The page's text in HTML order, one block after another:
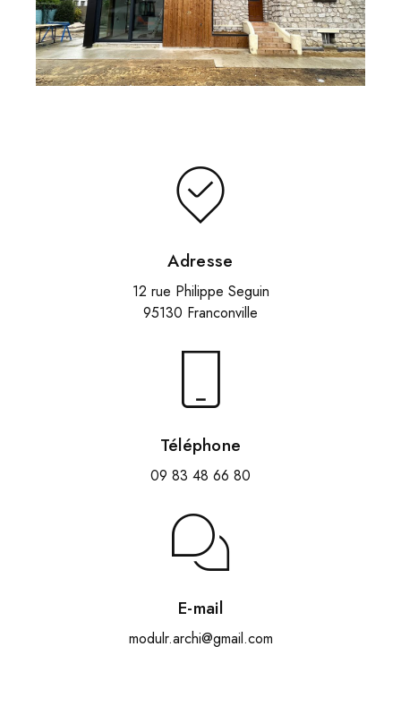
Adresse
12 rue Philippe Seguin
95130 Franconville
Téléphone
09 83 48 66 80
E-mail
modulr.archi@gmail.com